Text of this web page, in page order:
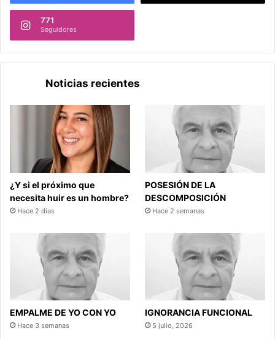
771
Seguidores
Noticias recientes
¿Y si el próximo que
necesita huir es un hombre?
Hace 2 días
POSESIÓN DE LA
DESCOMPOSICIÓN
Hace 2 semanas
EMPALME DE YO CON YO
Hace 3 semanas
IGNORANCIA FUNCIONAL
5 julio, 2026